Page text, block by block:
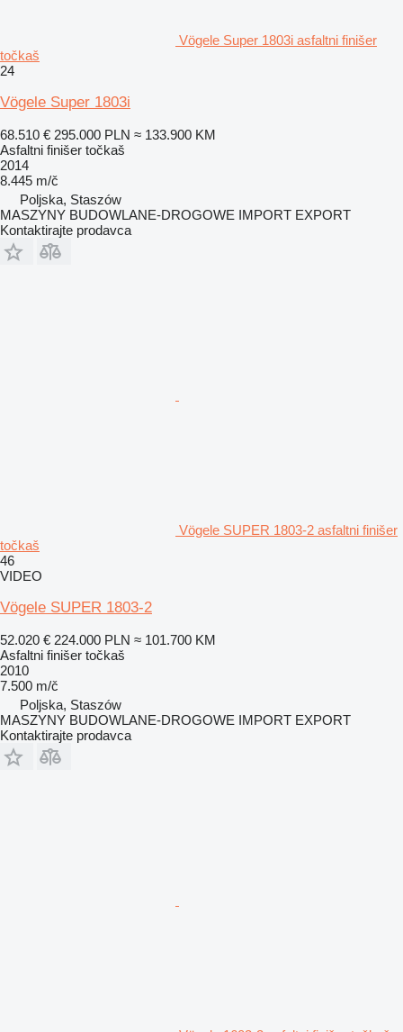
Vögele Super 1803i asfaltni finišer
točkaš
24
Vögele Super 1803i
68.510 € 295.000 PLN ≈ 133.900 KM
Asfaltni finišer točkaš
2014
8.445 m/č
Poljska, Staszów
MASZYNY BUDOWLANE-DROGOWE IMPORT EXPORT
Kontaktirajte prodavca
Vögele SUPER 1803-2 asfaltni finišer
točkaš
46
VIDEO
Vögele SUPER 1803-2
52.020 € 224.000 PLN ≈ 101.700 KM
Asfaltni finišer točkaš
2010
7.500 m/č
Poljska, Staszów
MASZYNY BUDOWLANE-DROGOWE IMPORT EXPORT
Kontaktirajte prodavca